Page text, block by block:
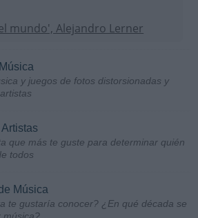
mundo', Alejandro Lerner
y juegos de fotos distorsionadas y
que más te guste para determinar quién
todos
Música
te gustaría conocer? ¿En qué década se